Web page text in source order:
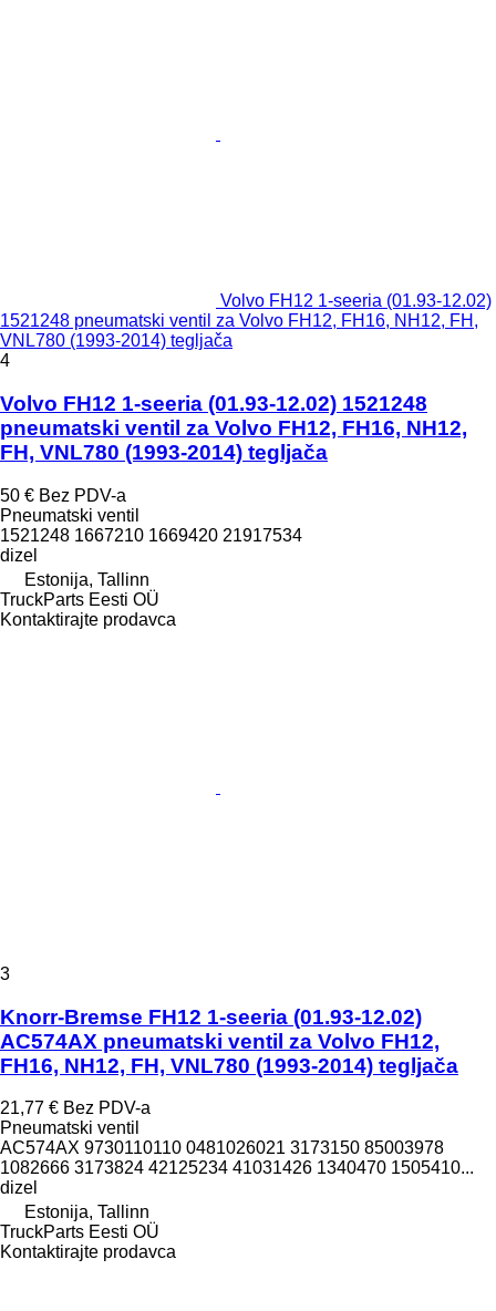
Volvo FH12 1-seeria (01.93-12.02)
1521248 pneumatski ventil za Volvo FH12, FH16, NH12, FH,
VNL780 (1993-2014) tegljača
4
Volvo FH12 1-seeria (01.93-12.02) 1521248
pneumatski ventil za Volvo FH12, FH16, NH12,
FH, VNL780 (1993-2014) tegljača
50 € Bez PDV-a
Pneumatski ventil
1521248 1667210 1669420 21917534
dizel
Estonija, Tallinn
TruckParts Eesti OÜ
Kontaktirajte prodavca
3
Knorr-Bremse FH12 1-seeria (01.93-12.02)
AC574AX pneumatski ventil za Volvo FH12,
FH16, NH12, FH, VNL780 (1993-2014) tegljača
21,77 € Bez PDV-a
Pneumatski ventil
AC574AX 9730110110 0481026021 3173150 85003978
1082666 3173824 42125234 41031426 1340470 1505410...
dizel
Estonija, Tallinn
TruckParts Eesti OÜ
Kontaktirajte prodavca